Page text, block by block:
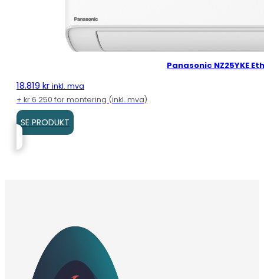
Panasonic NZ25YKE
18.819 kr inkl. mva
+ kr 6 250 for montering (inkl. mva)
SE PRODUKT